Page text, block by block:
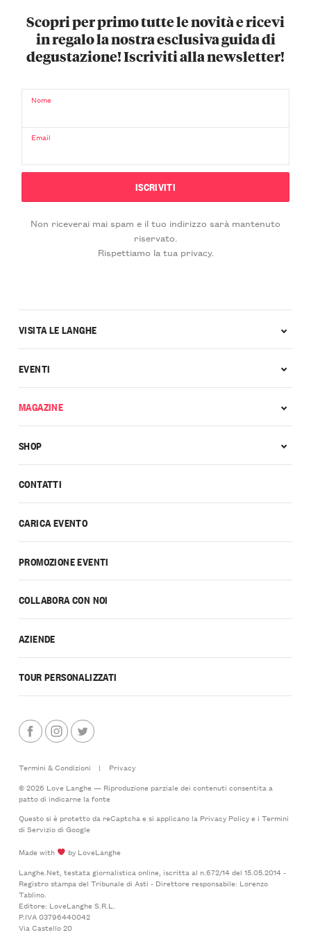
Scopri per primo tutte le novità e ricevi
in regalo la nostra esclusiva guida di
degustazione! Iscriviti alla newsletter!
Nome
Email
Non riceverai mai spam e il tuo indirizzo sarà mantenuto
riservato.
Rispettiamo la tua privacy.
CONTATTI
CARICA EVENTO
PROMOZIONE EVENTI
COLLABORA CON NOI
AZIENDE
TOUR PERSONALIZZATI
VISITA LE LANGHE
EVENTI
MAGAZINE
SHOP
Termini & Condizioni |
Privacy
© 2026 Love Langhe — Riproduzione parziale dei contenuti consentita a
patto di indicarne la fonte
Questo si è protetto da reCaptcha e si applicano la Privacy Policye i Termini
di Serviziodi Google
Made with
by LoveLanghe
Langhe.Net, testata giornalistica online, iscritta al n.672/14 del 15.05.2014 -
Registro stampa del Tribunale di Asti - Direttore responsabile: Lorenzo
Tablino.
Editore: LoveLanghe S.R.L.
P.IVA 03796440042
Via Castello 20